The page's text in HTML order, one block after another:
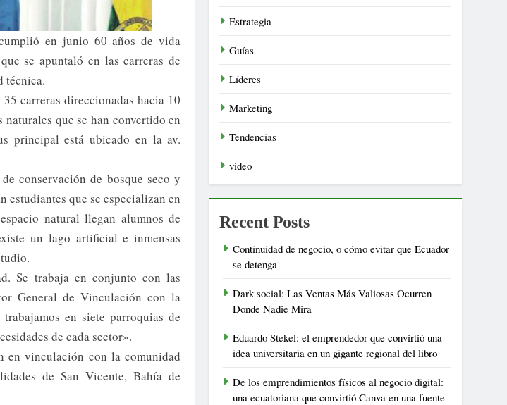
en junio 60 años de vida
se apuntaló en las carreras de
técnica.
carreras direccionadas hacia 10
naturales que se han convertido en
principal está ubicado en la av.
conservación de bosque seco y
estudiantes que se especializan en
natural llegan alumnos de
un lago artificial e inmensas
Se trabaja en conjunto con las
General de Vinculación con la
en siete parroquias de
de cada sector».
en vinculación con la comunidad
de San Vicente, Bahía de
Estrategia
Guías
Líderes
Marketing
Tendencias
video
Recent Posts
Continuidad de negocio, o cómo evitar que Ecuador
se detenga
Dark social: Las Ventas Más Valiosas Ocurren
Donde Nadie Mira
Eduardo Stekel: el emprendedor que convirtió una
idea universitaria en un gigante regional del libro
De los emprendimientos físicos al negocio digital:
una ecuatoriana que convirtió Canva en una fuente